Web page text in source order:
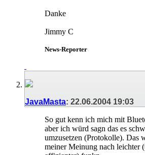
Danke
Jimmy C
News-Reporter
JavaMasta: 22.06.2004 19:03
So gut kenn ich mich mit
aber ich würd sagn das es
umzusetzen (Protokolle). Das
meiner Meinung nach leichter